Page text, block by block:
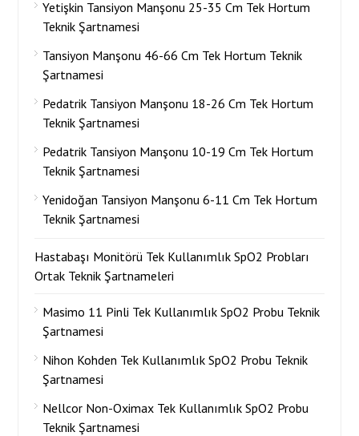
Yetişkin Tansiyon Manşonu 25-35 Cm Tek Hortum
Teknik Şartnamesi
Tansiyon Manşonu 46-66 Cm Tek Hortum Teknik
Şartnamesi
Pedatrik Tansiyon Manşonu 18-26 Cm Tek Hortum
Teknik Şartnamesi
Pedatrik Tansiyon Manşonu 10-19 Cm Tek Hortum
Teknik Şartnamesi
Yenidoğan Tansiyon Manşonu 6-11 Cm Tek Hortum
Teknik Şartnamesi
Hastabaşı Monitörü Tek Kullanımlık SpO2 Probları
Ortak Teknik Şartnameleri
Masimo 11 Pinli Tek Kullanımlık SpO2 Probu Teknik
Şartnamesi
Nihon Kohden Tek Kullanımlık SpO2 Probu Teknik
Şartnamesi
Nellcor Non-Oximax Tek Kullanımlık SpO2 Probu
Teknik Şartnamesi